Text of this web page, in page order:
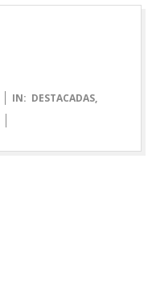
IN: DESTACADAS,